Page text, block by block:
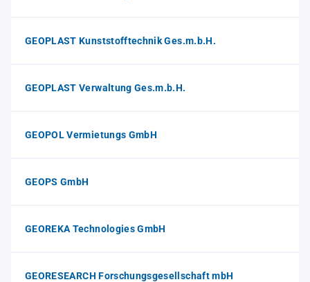
GEOPLAST Kunststofftechnik Ges.m.b.H.
GEOPLAST Verwaltung Ges.m.b.H.
GEOPOL Vermietungs GmbH
GEOPS GmbH
GEOREKA Technologies GmbH
GEORESEARCH Forschungsgesellschaft mbH